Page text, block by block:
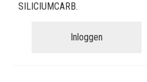
SILICIUMCARB.
Inloggen